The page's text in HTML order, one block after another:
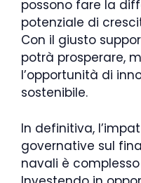
possono fare la
potenziale di
Con il giusto
potrà prosperare,
l’opportunità di
sostenibile.
In definitiva,
governative sul
navali è